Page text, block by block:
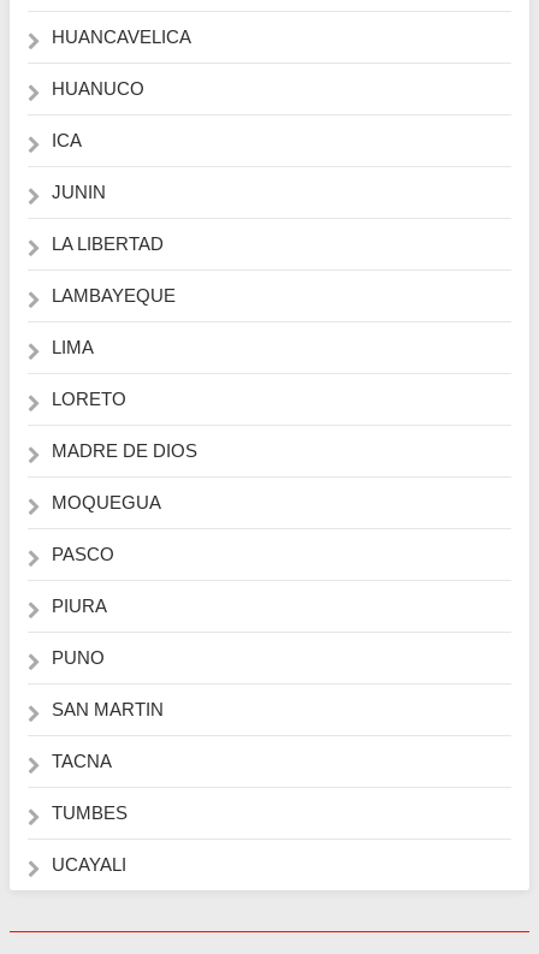
HUANCAVELICA
HUANUCO
ICA
JUNIN
LA LIBERTAD
LAMBAYEQUE
LIMA
LORETO
MADRE DE DIOS
MOQUEGUA
PASCO
PIURA
PUNO
SAN MARTIN
TACNA
TUMBES
UCAYALI